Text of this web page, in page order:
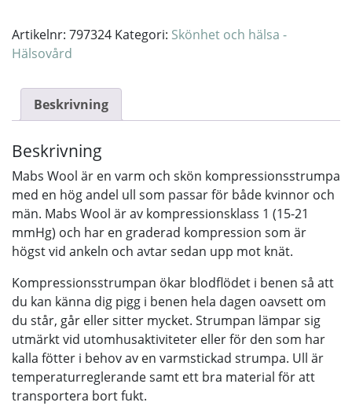
Artikelnr: 797324 Kategori: Skönhet och hälsa -
Hälsovård
Beskrivning
Beskrivning
Mabs Wool är en varm och skön kompressionsstrumpa
med en hög andel ull som passar för både kvinnor och
män. Mabs Wool är av kompressionsklass 1 (15-21
mmHg) och har en graderad kompression som är
högst vid ankeln och avtar sedan upp mot knät.
Kompressionsstrumpan ökar blodflödet i benen så att
du kan känna dig pigg i benen hela dagen oavsett om
du står, går eller sitter mycket. Strumpan lämpar sig
utmärkt vid utomhusaktiviteter eller för den som har
kalla fötter i behov av en varmstickad strumpa. Ull är
temperaturreglerande samt ett bra material för att
transportera bort fukt.